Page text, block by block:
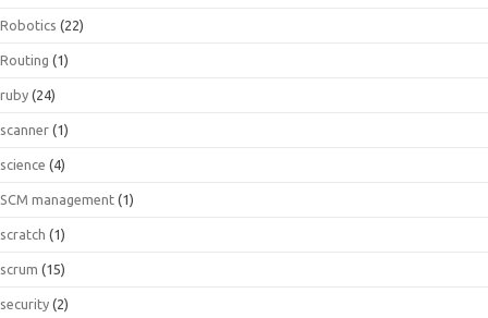
Robotics (22)
Routing (1)
ruby (24)
scanner (1)
science (4)
SCM management (1)
scratch (1)
scrum (15)
security (2)